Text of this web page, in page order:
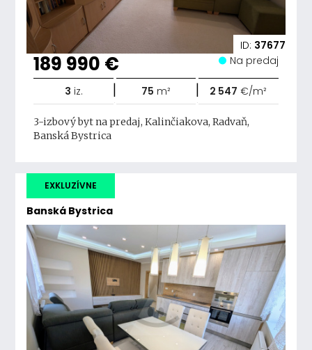
ID: 37677
189 990 € Na predaj
3 iz. | 75 m² | 2 547 €/m²
3-izbový byt na predaj, Kalinčiakova, Radvaň,
Banská Bystrica
Banská Bystrica
EXKLUZÍVNE